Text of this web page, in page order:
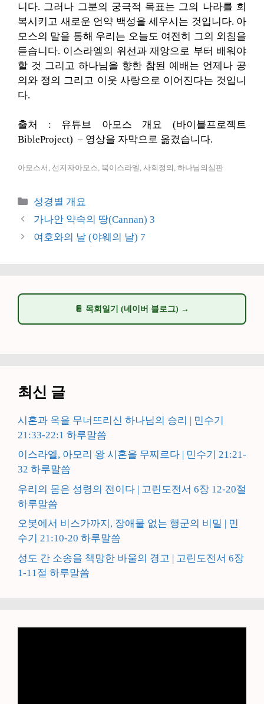
니다. 그러나 그분의 궁극적 목표는 그의 나라를 회
복시키고 새로운 언약 백성을 세우시는 것입니다. 아
모스의 말을 통해 우리는 오늘도 여전히 그의 외침을
듣습니다. 이스라엘의 위선과 재앙으로 부터 배워야
할 것 그리고 하나님을 향한 참된 예배는 언제나 공
의와 정의 그리고 이웃 사랑으로 이어진다는 것입니
다.
출처 : 유튜브 아모스 개요 (바이블프로젝트
BibleProject) – 영상을 자막으로 옮겼습니다.
아모스서, 선지자아모스, 북이스라엘, 사회정의, 하나님의심판
카
테
리
성경별 개요
가나안 약속의 땅(Cannan) 3
여호와의 날 (야웨의 날) 7
📔 목회일기 (네이버 블로그) →
최신 글
시혼과 옥을 무너뜨리신 하나님의 승리 | 민수기
21:33-22:1 하루말씀
이스라엘, 아모리 왕 시혼을 무찌르다 | 민수기 21:21-
32 하루말씀
우리의 몸은 성령의 전이다 | 고린도전서 6장 12-20절
하루말씀
오봇에서 비스가까지, 장애물 없는 행군의 비밀 | 민
수기 21:10-20 하루말씀
성도 간 소송을 책망한 바울의 경고 | 고린도전서 6장
1-11절 하루말씀